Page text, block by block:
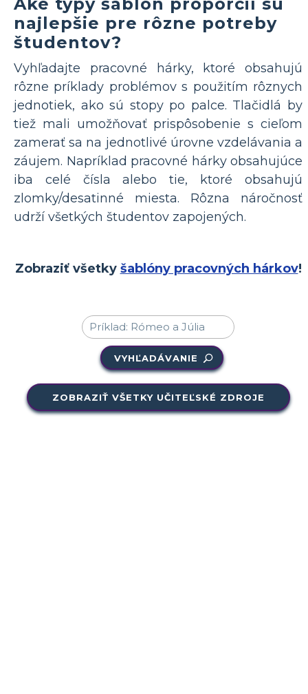
Aké typy šablón proporcií sú
najlepšie pre rôzne potreby
študentov?
Vyhľadajte pracovné hárky, ktoré obsahujú
rôzne príklady problémov s použitím rôznych
jednotiek, ako sú stopy po palce. Tlačidlá by
tiež mali umožňovať prispôsobenie s cieľom
zamerať sa na jednotlivé úrovne vzdelávania a
záujem. Napríklad pracovné hárky obsahujúce
iba celé čísla alebo tie, ktoré obsahujú
zlomky/desatinné miesta. Rôzna náročnosť
udrží všetkých študentov zapojených.
Zobraziť všetky šablóny pracovných hárkov!
VYHĽADÁVANIE
ZOBRAZIŤ VŠETKY UČITEĽSKÉ ZDROJE